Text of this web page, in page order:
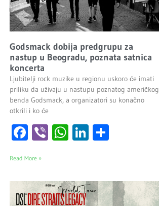
Godsmack dobija predgrupu za
nastup u Beogradu, poznata satnica
koncerta
Ljubitelji rock muzike u regionu uskoro će imati
priliku da uživaju u nastupu poznatog američkog
benda Godsmack, a organizatori su konačno
otkrili i ko će
Facebook
ViberWhatsApp
LinkedIn
Read More »